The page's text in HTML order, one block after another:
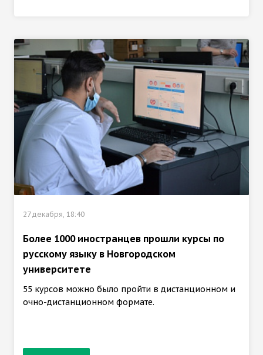
27 декабря, 18:40
Более 1000 иностранцев прошли курсы по
русскому языку в Новгородском
университете
55 курсов можно было пройти в дистанционном и
очно-дистанционном формате.